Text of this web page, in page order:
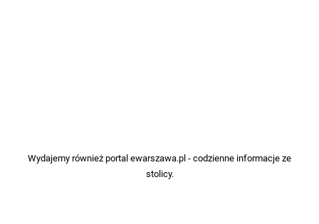
Wydajemy również portalewarszawa.pl- codzienne informacje ze
stolicy.